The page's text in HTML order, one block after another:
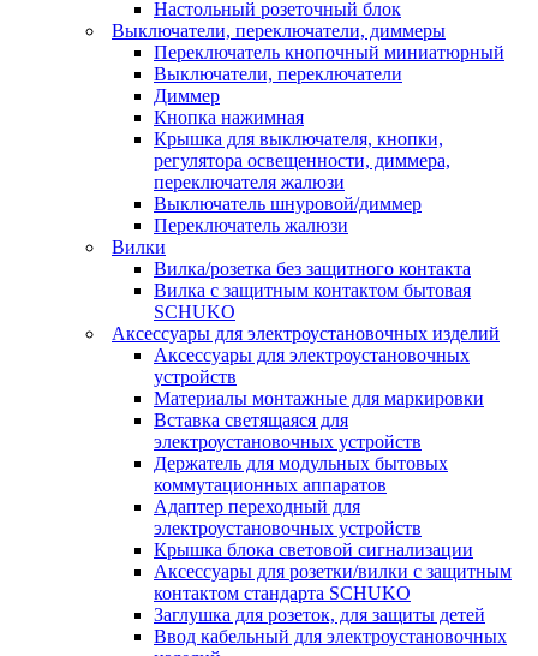
Настольный розеточный блок
Выключатели, переключатели, диммеры
Переключатель кнопочный миниатюрный
Выключатели, переключатели
Диммер
Кнопка нажимная
Крышка для выключателя, кнопки,
регулятора освещенности, диммера,
переключателя жалюзи
Выключатель шнуровой/диммер
Переключатель жалюзи
Вилки
Вилка/розетка без защитного контакта
Вилка с защитным контактом бытовая
SCHUKO
Аксессуары для электроустановочных изделий
Аксессуары для электроустановочных
устройств
Материалы монтажные для маркировки
Вставка светящаяся для
электроустановочных устройств
Держатель для модульных бытовых
коммутационных аппаратов
Адаптер переходный для
электроустановочных устройств
Крышка блока световой сигнализации
Аксессуары для розетки/вилки с защитным
контактом стандарта SCHUKO
Заглушка для розеток, для защиты детей
Ввод кабельный для электроустановочных